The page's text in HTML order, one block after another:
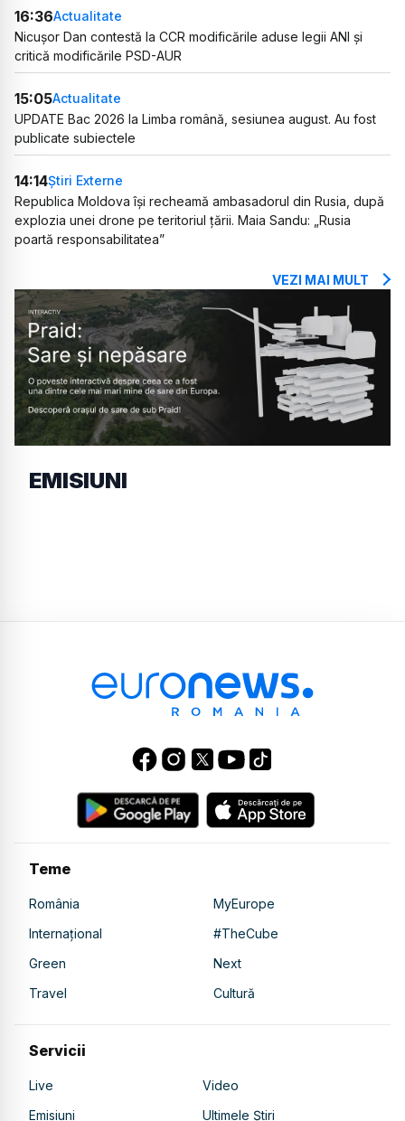
16:36Actualitate
Nicușor Dan contestă la CCR modificările aduse legii ANI și
critică modificările PSD-AUR
15:05Actualitate
UPDATE Bac 2026 la Limba română, sesiunea august. Au fost
publicate subiectele
14:14Știri Externe
Republica Moldova își recheamă ambasadorul din Rusia, după
explozia unei drone pe teritoriul țării. Maia Sandu: „Rusia
poartă responsabilitatea”
VEZI MAI MULT
EMISIUNI
Teme
România
MyEurope
Internațional
#TheCube
Green
Next
Travel
Cultură
Servicii
Live
Video
Emisiuni
Ultimele Știri